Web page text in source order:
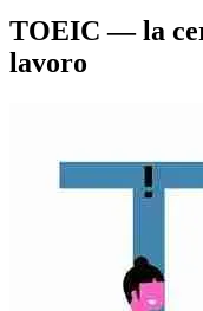
TOEIC — la
lavoro